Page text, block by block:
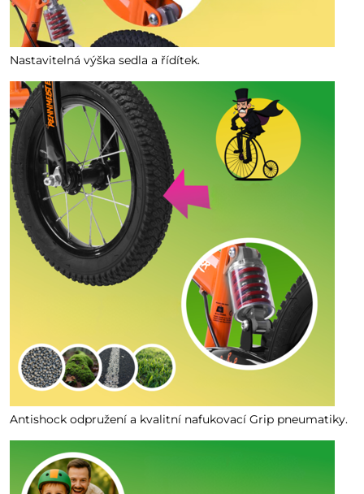
Nastavitelná výška sedla a řídítek.
Antishock odpružení a kvalitní nafukovací Grip pneumatiky.